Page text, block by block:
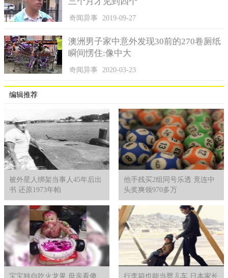
就不应该去袒护他，而是应该让他去接受教育这样才能意识到自
己的行为是错误的。奇闻异事 2019-09-27
澳洲男子家中意外发现30前的270卷厕纸
瞬间愣住:像中大
奇闻异事 2020-03-23
编辑推荐
被外星人绑架当事人45年后出
书 还原1973年帕
他手残买2组同号乐透 竟连中
头奖爽领970多万
宝宝独自吃火龙果 母亲看傻 行李箱也能当婴儿车 日本家长